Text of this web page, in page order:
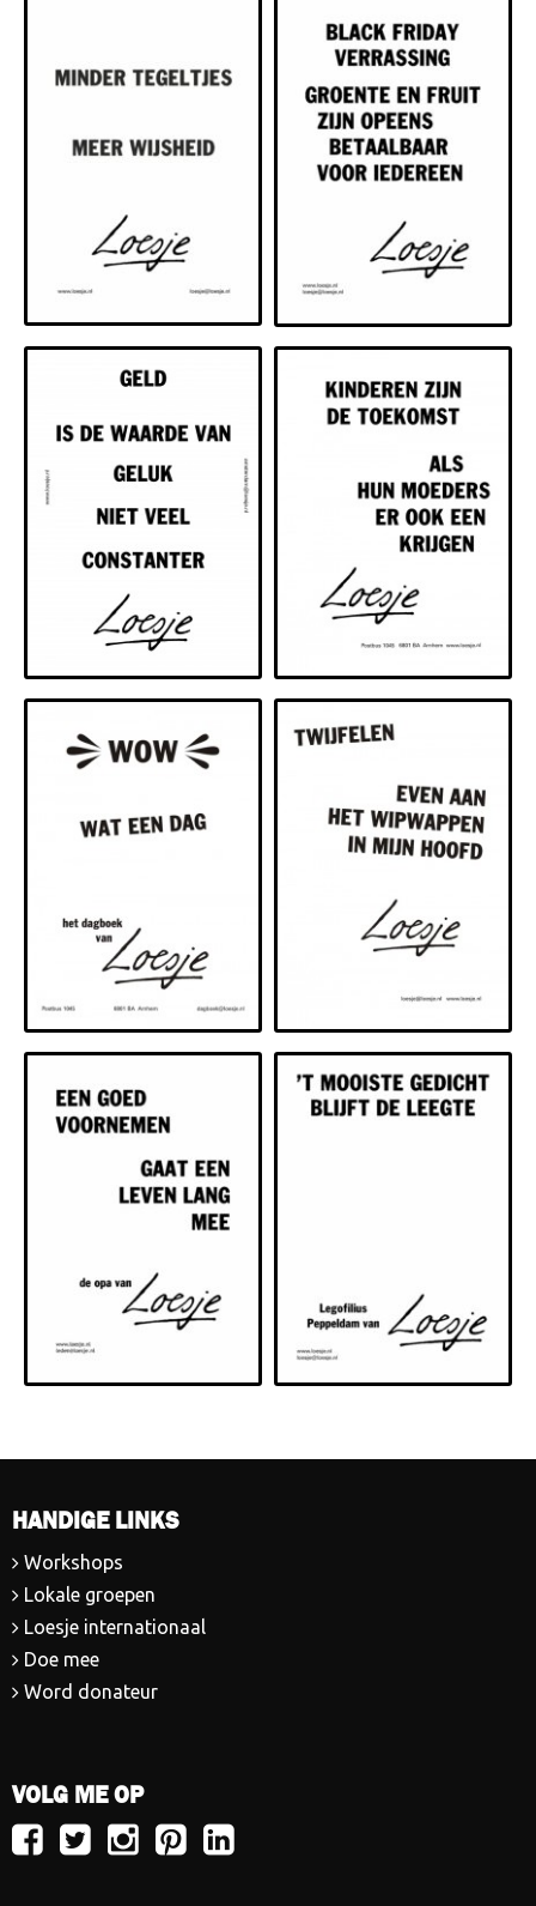
HANDIGE LINKS
Workshops
Lokale groepen
Loesje internationaal
Doe mee
Word donateur
VOLG ME OP
VolgVolgVolgVolgVolg